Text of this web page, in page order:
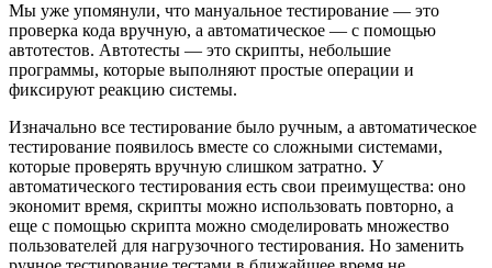
Мы уже упомянули, что мануальное тестирование — это
проверка кода вручную, а автоматическое — с помощью
автотестов. Автотесты — это скрипты, небольшие
программы, которые выполняют простые операции и
фиксируют реакцию системы.
Изначально все тестирование было ручным, а автоматическое
тестирование появилось вместе со сложными системами,
которые проверять вручную слишком затратно. У
автоматического тестирования есть свои преимущества: оно
экономит время, скрипты можно использовать повторно, а
еще с помощью скрипта можно смоделировать множество
пользователей для нагрузочного тестирования. Но заменить